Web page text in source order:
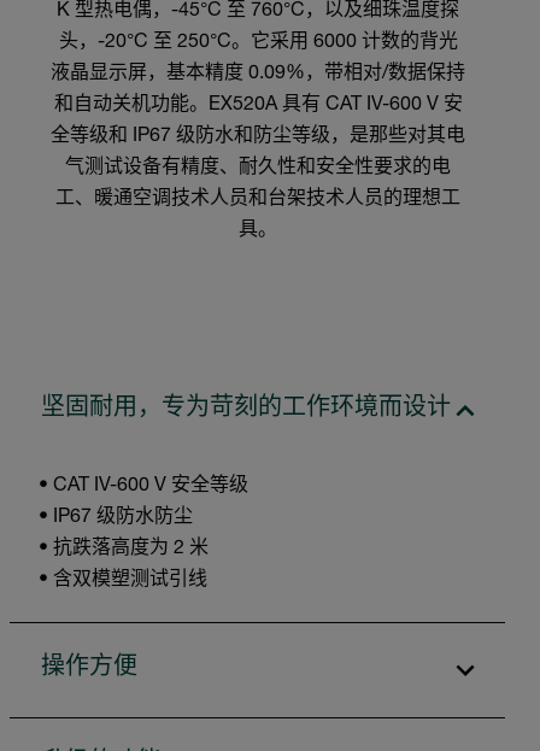
K 型热电偶，-45°C 至 760°C，以及细珠温度探
头，-20°C 至 250°C。它采用 6000 计数的背光
液晶显示屏，基本精度 0.09%，带相对/数据保持
和自动关机功能。EX520A 具有 CAT IV-600 V 安
全等级和 IP67 级防水和防尘等级，是那些对其电
气测试设备有精度、耐久性和安全性要求的电
工、暖通空调技术人员和台架技术人员的理想工
具。
坚固耐用，专为苛刻的工作环境而设计
• CAT IV-600 V 安全等级
• IP67 级防水防尘
• 抗跌落高度为 2 米
• 含双模塑测试引线
操作方便